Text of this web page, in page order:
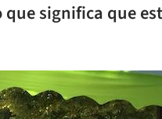
significa que